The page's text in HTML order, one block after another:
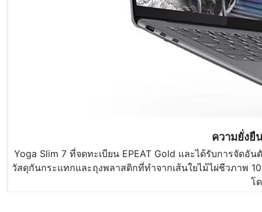
ความยั่งยื
Yoga Slim 7 ที่จดทะเบียน EPEAT Gold และได้รับการจัดอั
วัสดุกันกระแทกและถุงพลาสติกที่ทำจากเส้นใยไม้ไผ่ชีวภาพ
โ